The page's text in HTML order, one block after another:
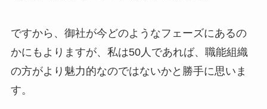
ですから、御社が今どのようなフェーズにあるの
かにもよりますが、私は50人であれば、職能組織
の方がより魅力的なのではないかと勝手に思いま
す。